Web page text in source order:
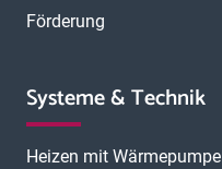
Förderung
Systeme & Technik
Heizen mit Wärmepumpe